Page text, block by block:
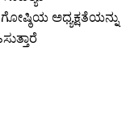
ಅಧ್ಯಕ್ಷತೆಯನ್ನು